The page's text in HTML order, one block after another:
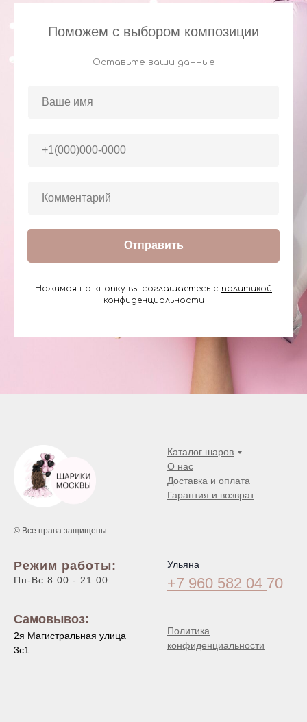
Поможем с выбором композиции
Оставьте ваши данные
Отправить
Нажимая на кнопку вы соглашаетесь с политикой
конфиденциальности
© Все права защищены
Каталог шаров
О нас
Доставка и оплата
Гарантия и возврат
Режим работы:
Пн-Вс 8:00 - 21:00
Самовывоз:
2я Магистральная улица
3с1
Ульяна
+7 960 582 04 70
Политика
конфиденциальности